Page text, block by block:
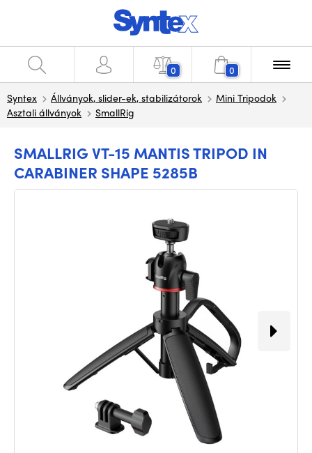
0 0
Syntex Állványok, slider-ek, stabilizátorok
Mini Tripodok
Asztali állványok
SmallRig
SMALLRIG VT-15 MANTIS TRIPOD IN
CARABINER SHAPE 5285B